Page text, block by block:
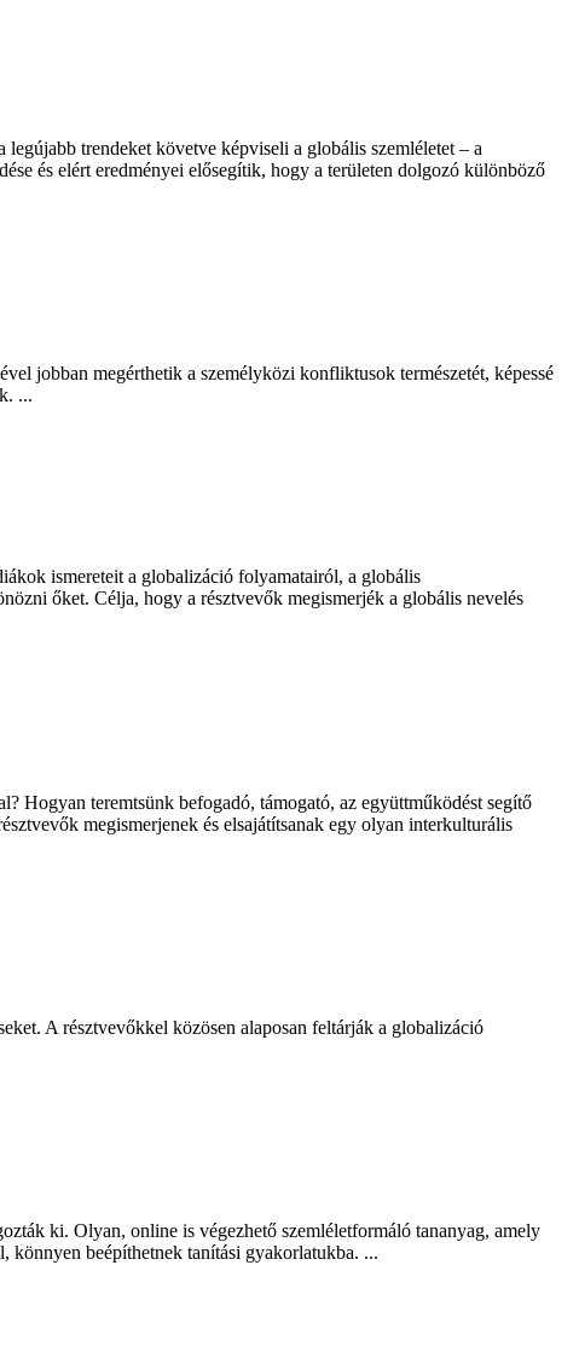
trendeket követve képviseli a globális szemléletet – a
és elért eredményei elősegítik, hogy a területen dolgozó különböző
jobban megérthetik a személyközi konfliktusok természetét, képessé
...
ismereteit a globalizáció folyamatairól, a globális
őket. Célja, hogy a résztvevők megismerjék a globális nevelés
Hogyan teremtsünk befogadó, támogató, az együttműködést segítő
megismerjenek és elsajátítsanak egy olyan interkulturális
A résztvevőkkel közösen alaposan feltárják a globalizáció
ki. Olyan, online is végezhető szemléletformáló tananyag, amely
könnyen beépíthetnek tanítási gyakorlatukba. ...